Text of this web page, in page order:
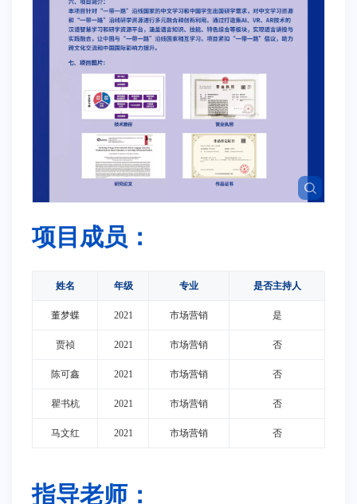
项目成员：
姓名 年级 专业 是否主持人
董梦蝶 2021 市场营销 是
贾祯 2021 市场营销 否
陈可鑫 2021 市场营销 否
瞿书杭 2021 市场营销 否
马文红 2021 市场营销 否
指导老师：